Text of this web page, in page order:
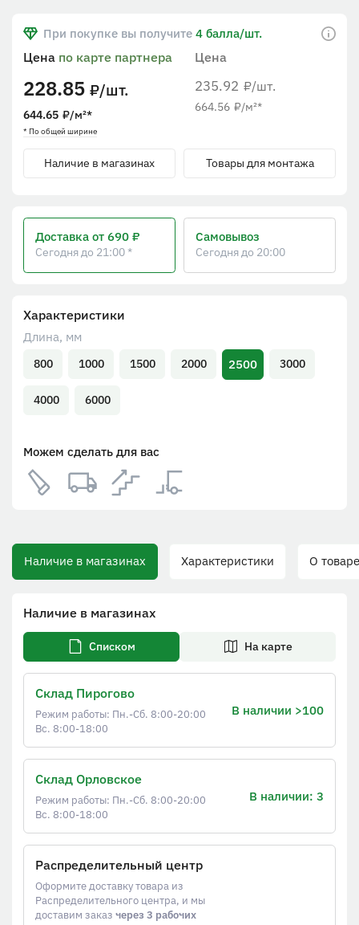
Характеристики
Длина, мм
800 1000 1500 2000 2500 3000
4000 6000
Можем сделать для вас
При покупке вы получите 4 балла/шт.
Цена
235.92 ₽/шт.
664.56 ₽/м²*
Цена по карте партнера
228.85 ₽/шт.
644.65 ₽/м²*
* По общей ширине
Наличие в магазинах Товары для монтажа
Доставка от 690 ₽
Сегодня до 21:00 *
Самовывоз
Сегодня до 20:00
Наличие в магазинах Характеристики О товаре
Наличие в магазинах
Списком На карте
Склад Пирогово
Режим работы: Пн.-Сб. 8:00-20:00
Вс. 8:00-18:00
В наличии >100
Склад Орловское
Режим работы: Пн.-Сб. 8:00-20:00
Вс. 8:00-18:00
В наличии: 3
Распределительный центр
Оформите доставку товара из
Распределительного центра, и мы
доставим заказ через 3 рабочих